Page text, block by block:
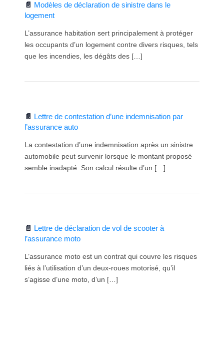
Modèles de déclaration de sinistre dans le
logement
L’assurance habitation sert principalement à protéger
les occupants d’un logement contre divers risques, tels
que les incendies, les dégâts des […]
Lettre de contestation d’une indemnisation par
l’assurance auto
La contestation d’une indemnisation après un sinistre
automobile peut survenir lorsque le montant proposé
semble inadapté. Son calcul résulte d’un […]
Lettre de déclaration de vol de scooter à
l’assurance moto
L’assurance moto est un contrat qui couvre les risques
liés à l’utilisation d’un deux-roues motorisé, qu’il
s’agisse d’une moto, d’un […]